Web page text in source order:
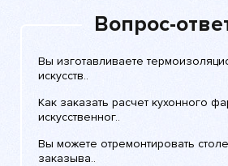
Вопрос-
Вы изготавливаете
искусств..
Как заказать расчет кухонного
искусственног..
Вы можете отремонтировать
заказыва..